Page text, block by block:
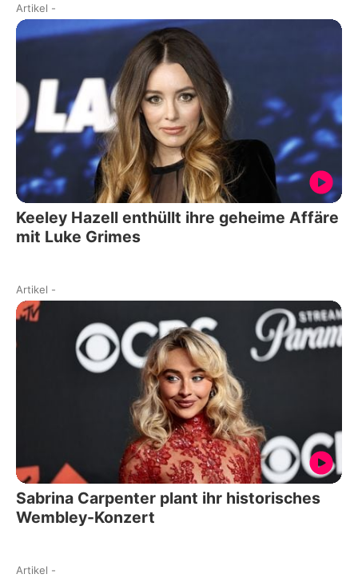
Artikel -
Keeley Hazell enthüllt ihre geheime Affäre
mit Luke Grimes
Artikel -
Sabrina Carpenter plant ihr historisches
Wembley-Konzert
Artikel -